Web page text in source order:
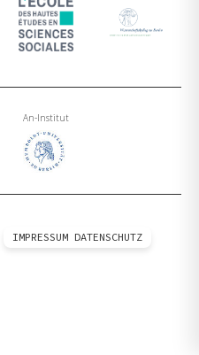
An-Institut
IMPRESSUM DATENSCHUTZ